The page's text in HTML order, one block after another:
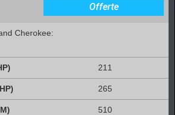
Offerte
Cherokee:
211
265
510